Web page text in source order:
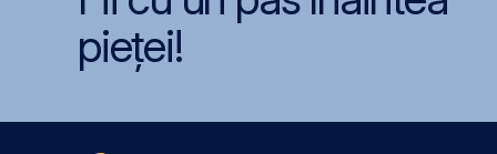
pieței!